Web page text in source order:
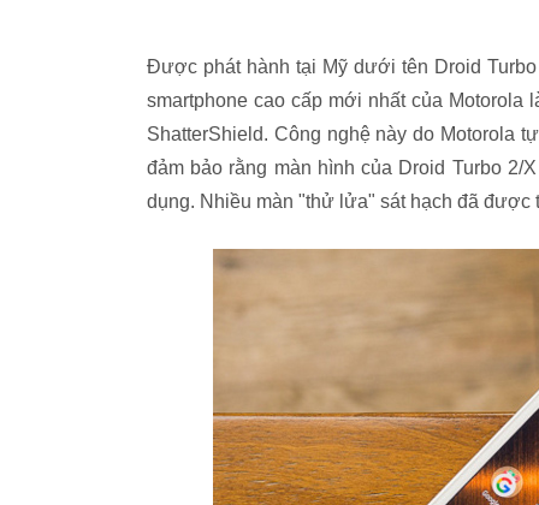
Được phát hành tại Mỹ dưới tên Droid
smartphone cao cấp mới nhất của
ShatterShield. Công nghệ này do Motorola
đảm bảo rằng màn hình của Droid Turbo
dụng. Nhiều màn "thử lửa" sát hạch đã được